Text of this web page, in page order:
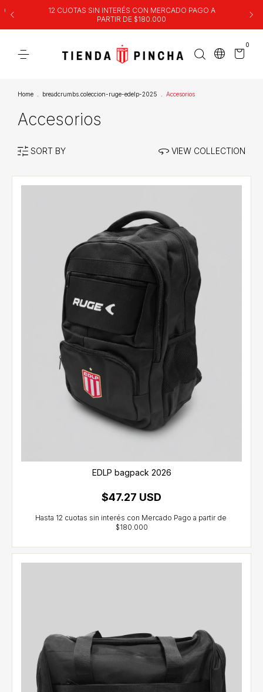
12 CUOTAS SIN INTERÉS CON MERCADO PAGO A
PARTIR DE $180.000
0
Home breadcrumbs.coleccion-ruge-edelp-2025 Accesorios
Accesorios
SORT BY VIEW COLLECTION
EDLP bagpack 2026
$47.27 USD